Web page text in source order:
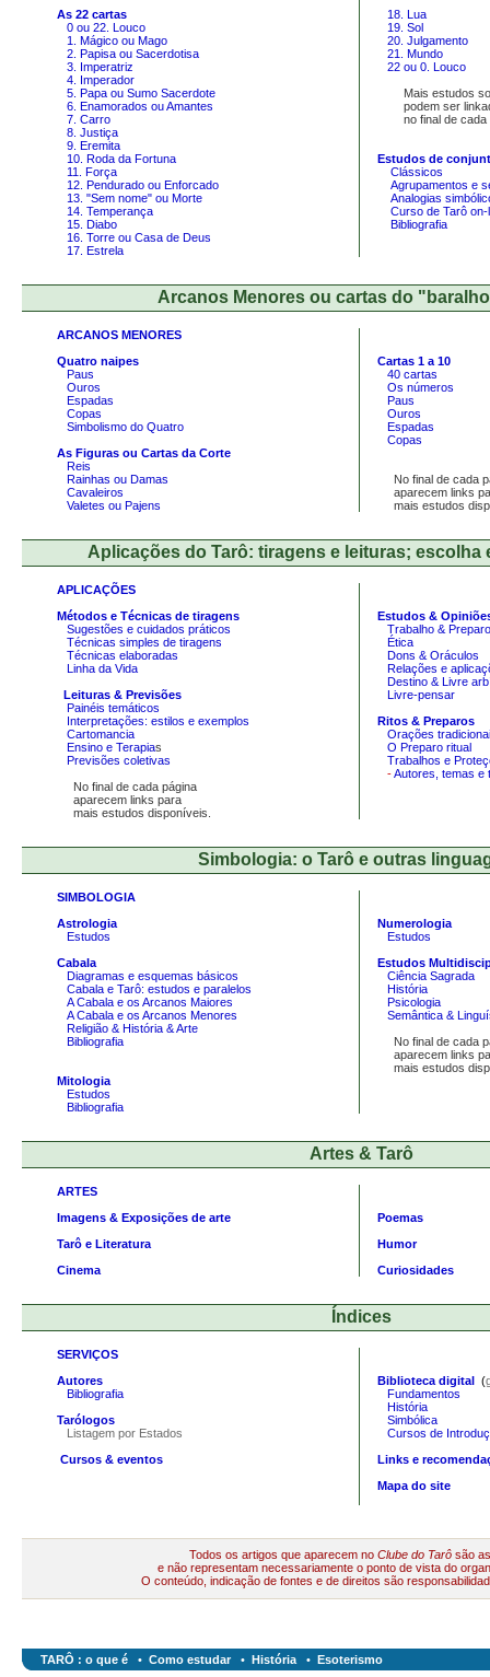
As 22 cartas
0 ou 22. Louco
1. Mágico ou Mago
2. Papisa ou Sacerdotisa
3. Imperatriz
4. Imperador
5. Papa ou Sumo Sacerdote
6. Enamorados ou Amantes
7. Carro
8. Justiça
9. Eremita
10. Roda da Fortuna
11. Força
12. Pendurado ou Enforcado
13. "Sem nome" ou Morte
14. Temperança
15. Diabo
16. Torre ou Casa de Deus
17. Estrela
18. Lua
19. Sol
20. Julgamento
21. Mundo
22 ou 0. Louco
Mais estudos
podem ser
no final de cada
Estudos de
Clássicos
Agrupamentos e
Analogias
Curso de Tarô on-
Bibliografia
Arcanos Menores ou cartas do
ARCANOS MENORES
Quatro naipes
Paus
Ouros
Espadas
Copas
Simbolismo do Quatro
As Figuras ou Cartas da Corte
Reis
Rainhas ou Damas
Cavaleiros
Valetes ou Pajens
Cartas 1 a 10
40 cartas
Os números
Paus
Ouros
Espadas
Copas
No final de cada
aparecem links
mais estudos
Aplicações do Tarô: tiragens e leituras; escolha
APLICAÇÕES
Métodos e Técnicas de tiragens
Sugestões e cuidados práticos
Técnicas simples de tiragens
Técnicas elaboradas
Linha da Vida
Leituras & Previsões
Painéis temáticos
Interpretações: estilos e exemplos
Cartomancia
Ensino e Terapias
Previsões coletivas
No final de cada página
aparecem links para
mais estudos disponíveis.
Estudos &
Trabalho &
Ética
Dons & Oráculos
Relações e
Destino & Livre
Livre-pensar
Ritos & Preparos
Orações
O Preparo ritual
Trabalhos e
-Autores, temas e
Simbologia: o Tarô e outras
SIMBOLOGIA
Astrologia
Estudos
Cabala
Diagramas e esquemas básicos
Cabala e Tarô: estudos e paralelos
A Cabala e os Arcanos Maiores
A Cabala e os Arcanos Menores
Religião & História & Arte
Bibliografia
Mitologia
Estudos
Bibliografia
Numerologia
Estudos
Estudos
Ciência Sagrada
História
Psicologia
Semântica &
No final de cada
aparecem links
mais estudos
Artes & Tarô
ARTES
Imagens & Exposições de arte
Tarô e Literatura
Cinema
Poemas
Humor
Curiosidades
Índices
SERVIÇOS
Autores
Bibliografia
Tarólogos
Listagem por Estados
Cursos & eventos
Biblioteca digital (
Fundamentos
História
Simbólica
Cursos de
Links e
Mapa do site
Todos os artigos que aparecem no Clube do Tarô são
e não representam necessariamente o ponto de vista do
O conteúdo, indicação de fontes e de direitos são
TARÔ : o que é • Como estudar • História • Esoterismo